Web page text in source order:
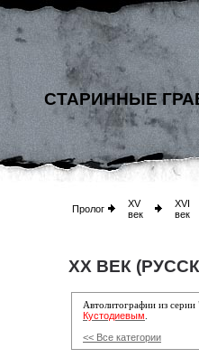
СТАРИННЫЕ
Пролог
XV
век
XVI
век
XX ВЕК
Автолитографии из
Кустодиевым
<< Все категории